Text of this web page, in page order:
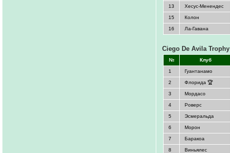
13 Хесус-Менендес
15 Колон
16 Ла-Гавана
Ciego De Avila Trophy
№ Клуб
1 Гуантанамо
2 Флорида 🏆
3 Мордасо
4 Роверс
5 Эсмеральда
6 Морон
7 Баракоа
8 Виньялес